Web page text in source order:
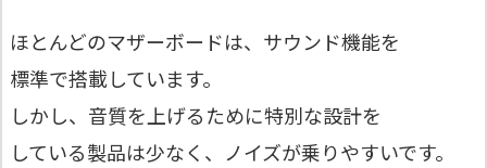
ほとんどのマザーボードは、サウンド機能を
標準で搭載しています。
しかし、音質を上げるために特別な設計を
している製品は少なく、ノイズが乗りやすいです。